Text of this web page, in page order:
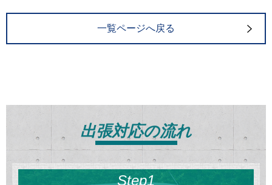
一覧ページへ戻る
出張対応の流れ
Step1